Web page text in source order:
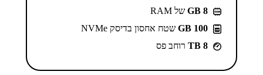
GB 8 של RAM
100 GB
שטח אחסון בדיסק NVMe
8 TB
רוחב פס